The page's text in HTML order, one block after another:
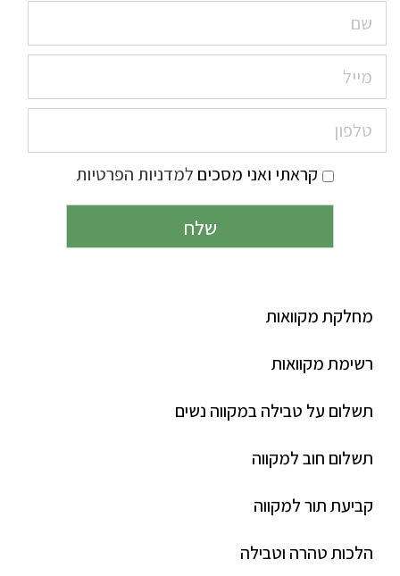
קראתי ואני מסכים למדניות הפרטיות
מחלקת מקוואות
רשימת מקוואות
תשלום על טבילה במקווה נשים
תשלום חוב למקווה
קביעת תור למקווה
הלכות טהרה וטבילה